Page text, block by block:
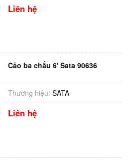
Liên hệ
Cảo ba chấu 6' Sata 90636
Thương hiệu: SATA
Liên hệ